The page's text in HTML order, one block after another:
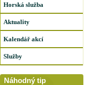
Horská služba
Aktuality
Kalendář akcí
Služby
Náhodný tip